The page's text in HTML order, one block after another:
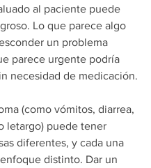
al paciente puede
Lo que parece algo
un problema
parece urgente podría
necesidad de medicación.
(como vómitos, diarrea,
letargo) puede tener
diferentes, y cada una
distinto. Dar un